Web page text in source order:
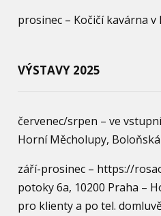
prosinec – Kočičí kavárna v
VÝSTAVY 2025
červenec/srpen – ve
Horní Měcholupy, Boloňská
září-prosinec – https://
potoky 6a, 10200 Praha –
pro klienty a po tel.